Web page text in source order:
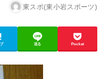
東スポ(東小岩スポーツ)
送る Pocket